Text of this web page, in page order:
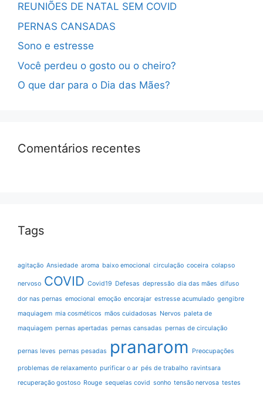
REUNIÕES DE NATAL SEM COVID
PERNAS CANSADAS
Sono e estresse
Você perdeu o gosto ou o cheiro?
O que dar para o Dia das Mães?
Comentários recentes
Tags
agitação Ansiedade aroma baixo emocional circulação coceira colapso
nervoso COVID Covid19 Defesas depressão dia das mães difuso
dor nas pernas emocional emoção encorajar estresse acumulado gengibre
maquiagem mia cosméticos mãos cuidadosas Nervos paleta de
maquiagem pernas apertadas pernas cansadas pernas de circulação
pernas leves pernas pesadas pranarom Preocupações
problemas de relaxamento purificar o ar pés de trabalho ravintsara
recuperação gostoso Rouge sequelas covid sonho tensão nervosa testes